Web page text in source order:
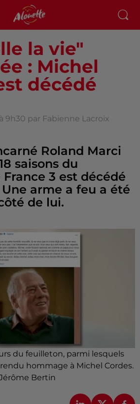
la vie"
: Michel
décédé
9h30 par Fabienne Lacroix
Roland Marci
saisons du
3 est décédé
arme a feu a été
de lui.
du feuilleton, parmi lesquels
hommage à Michel Cordes.
Bertin